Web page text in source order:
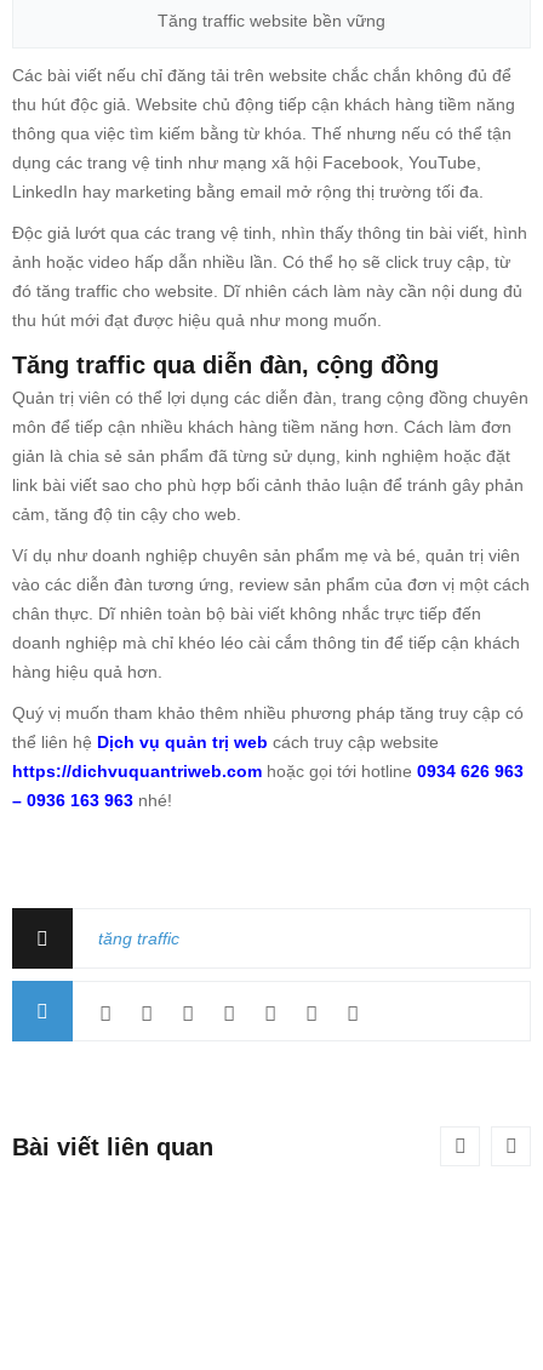
Tăng traffic website bền vững
Các bài viết nếu chỉ đăng tải trên website chắc chắn không đủ để
thu hút độc giả. Website chủ động tiếp cận khách hàng tiềm năng
thông qua việc tìm kiếm bằng từ khóa. Thế nhưng nếu có thể tận
dụng các trang vệ tinh như mạng xã hội Facebook, YouTube,
LinkedIn hay marketing bằng email mở rộng thị trường tối đa.
Độc giả lướt qua các trang vệ tinh, nhìn thấy thông tin bài viết, hình
ảnh hoặc video hấp dẫn nhiều lần. Có thể họ sẽ click truy cập, từ
đó tăng traffic cho website. Dĩ nhiên cách làm này cần nội dung đủ
thu hút mới đạt được hiệu quả như mong muốn.
Tăng traffic qua diễn đàn, cộng đồng
Quản trị viên có thể lợi dụng các diễn đàn, trang cộng đồng chuyên
môn để tiếp cận nhiều khách hàng tiềm năng hơn. Cách làm đơn
giản là chia sẻ sản phẩm đã từng sử dụng, kinh nghiệm hoặc đặt
link bài viết sao cho phù hợp bối cảnh thảo luận để tránh gây phản
cảm, tăng độ tin cậy cho web.
Ví dụ như doanh nghiệp chuyên sản phẩm mẹ và bé, quản trị viên
vào các diễn đàn tương ứng, review sản phẩm của đơn vị một cách
chân thực. Dĩ nhiên toàn bộ bài viết không nhắc trực tiếp đến
doanh nghiệp mà chỉ khéo léo cài cắm thông tin để tiếp cận khách
hàng hiệu quả hơn.
Quý vị muốn tham khảo thêm nhiều phương pháp tăng truy cập có
thể liên hệ Dịch vụ quản trị web cách truy cập website
https://dichvuquantriweb.com hoặc gọi tới hotline 0934 626 963
– 0936 163 963 nhé!
tăng traffic
Bài viết liên quan